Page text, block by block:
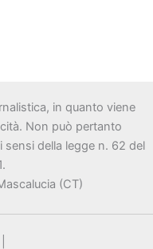
in quanto viene
Non può pertanto
della legge n. 62 del
(CT)